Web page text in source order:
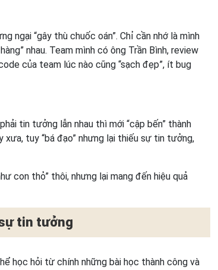
ngại “gây thù chuốc oán”. Chỉ cần nhớ là mình
nhau. Team mình có ông Trần Bình, review
của team lúc nào cũng “sạch đẹp”, ít bug
tin tưởng lẫn nhau thì mới “cập bến” thành
tuy “bá đạo” nhưng lại thiếu sự tin tưởng,
con thỏ” thôi, nhưng lại mang đến hiệu quả
tin tưởng
học hỏi từ chính những bài học thành công và